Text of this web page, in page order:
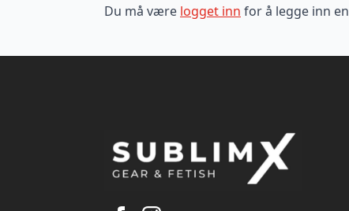
Du må være logget inn for å legge inn